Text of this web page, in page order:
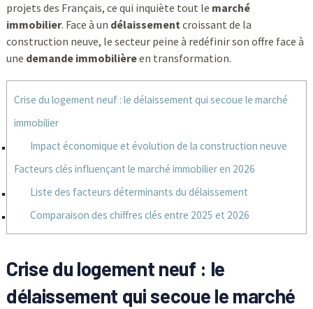
projets des Français, ce qui inquiète tout le marché
immobilier. Face à un délaissementcroissant de la
construction neuve, le secteur peine à redéfinir son offre face à
une demande immobilièreen transformation.
Crise du logement neuf : le délaissement qui secoue le marché
immobilier
Impact économique et évolution de la construction neuve
Facteurs clés influençant le marché immobilier en 2026
Liste des facteurs déterminants du délaissement
Comparaison des chiffres clés entre 2025 et 2026
Crise du logement neuf : le
délaissement qui secoue le marché